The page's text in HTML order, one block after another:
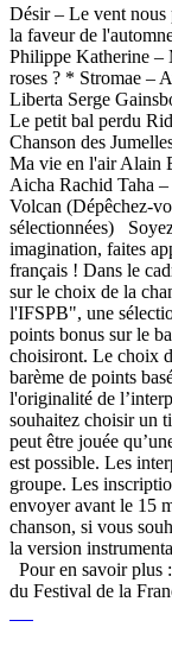
Désir – Le vent nous
la faveur de
Philippe Katherine –
roses ? * Stromae –
Liberta Serge
Le petit bal perdu
Chanson des
Ma vie en l'air Alain
Aicha Rachid Taha
Volcan (Dépêchez-
sélectionnées)
imagination, faites
français ! Dans le
sur le choix de la
l'IFSPB", une
points bonus sur le
choisiront. Le choix
barème de points
l'originalité de
souhaitez choisir un
peut être jouée
est possible. Les
groupe. Les
envoyer avant le 15
chanson, si vous
la version
Pour en savoir plus
du Festival de la